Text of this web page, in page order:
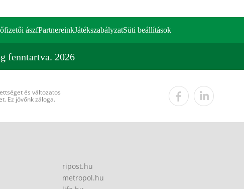
ászfPartnereinkJátékszabályzatSüti beállítások
fenntartva. 2026
és változatos
Ez jövőnk záloga.
ripost.hu
metropol.hu